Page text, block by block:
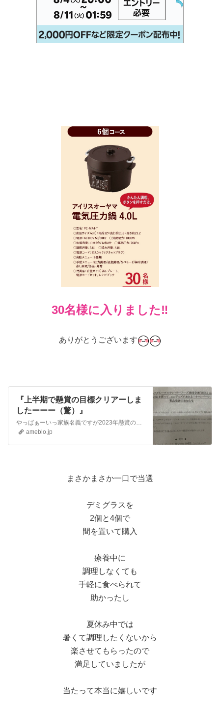
30名様に入りました‼️
ありがとうございます
『上半期で懸賞の目標クリアーしま
したーーー（驚）』
ameblo.jp
まさかまさか一口で当選
デミグラスを
2個と4個で
間を置いて購入
療養中に
調理しなくても
手軽に食べられて
助かったし
夏休み中では
暑くて調理したくないから
楽させてもらったので
満足していましたが
当たって本当に嬉しいです